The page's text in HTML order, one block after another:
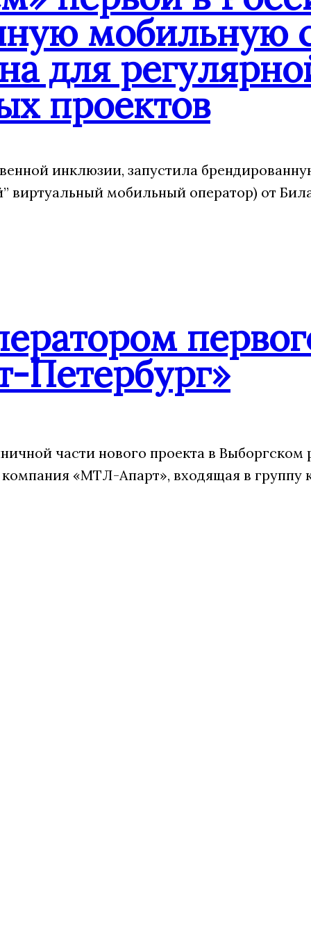
мобильную
для
проектов
инклюзии, запустила
мобильный оператор) от
Петербург»
части нового проекта в
«МТЛ-Апарт», входящая в группу